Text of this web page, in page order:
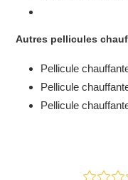
Autres pellicules
Pellicule
Pellicule
Pellicule